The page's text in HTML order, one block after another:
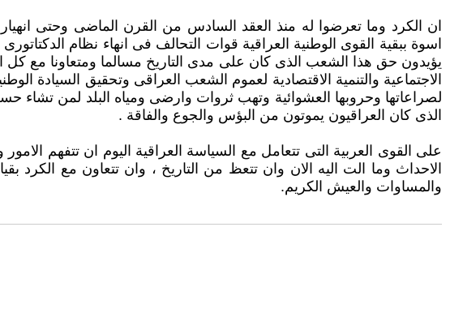
ان الكرد وما تعرضوا له منذ العقد السادس من القرن الماضى وحتى
اسوة ببقية القوى الوطنية العراقية قوات التحالف فى انهاء نظام
يؤيدون حق هذا الشعب الذى كان على مدى التاريخ مسالما ومتعاونا مع كل
الاجتماعية والتنمية الاقتصادية لعموم الشعب العراقى وتحقيق السيادة
لصراعاتها وحروبها العشوائية وتهب ثروات وارضى ومياه البلد لمن
الذى كان العراقيون يموتون من البؤس والجوع والفاقة .
على القوى العربية التى تتعامل مع السياسة العراقية اليوم ان تتفهم
الاحداث وما الت اليه الان وان تتعظ من التاريخ ، وان تتعاون مع
والمساوات والعيش الكريم.